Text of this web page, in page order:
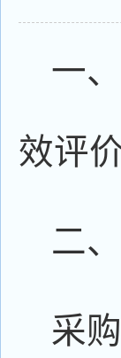
一
效评
二
采